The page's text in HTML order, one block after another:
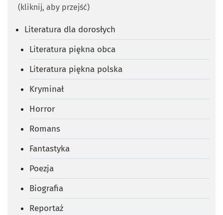
(kliknij, aby przejść)
Literatura dla dorosłych
Literatura piękna obca
Literatura piękna polska
Kryminał
Horror
Romans
Fantastyka
Poezja
Biografia
Reportaż